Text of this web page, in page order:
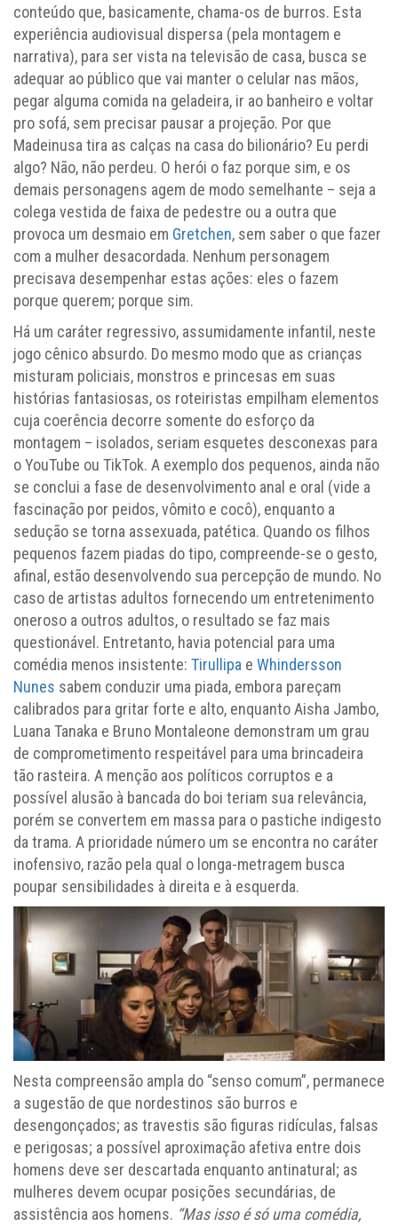
conteúdo que, basicamente, chama-os de burros. Esta
experiência audiovisual dispersa (pela montagem e
narrativa), para ser vista na televisão de casa, busca se
adequar ao público que vai manter o celular nas mãos,
pegar alguma comida na geladeira, ir ao banheiro e voltar
pro sofá, sem precisar pausar a projeção. Por que
Madeinusa tira as calças na casa do bilionário? Eu perdi
algo? Não, não perdeu. O herói o faz porque sim, e os
demais personagens agem de modo semelhante – seja a
colega vestida de faixa de pedestre ou a outra que
provoca um desmaio em Gretchen, sem saber o que fazer
com a mulher desacordada. Nenhum personagem
precisava desempenhar estas ações: eles o fazem
porque querem; porque sim.
Há um caráter regressivo, assumidamente infantil, neste
jogo cênico absurdo. Do mesmo modo que as crianças
misturam policiais, monstros e princesas em suas
histórias fantasiosas, os roteiristas empilham elementos
cuja coerência decorre somente do esforço da
montagem – isolados, seriam esquetes desconexas para
o YouTube ou TikTok. A exemplo dos pequenos, ainda não
se conclui a fase de desenvolvimento anal e oral (vide a
fascinação por peidos, vômito e cocô), enquanto a
sedução se torna assexuada, patética. Quando os filhos
pequenos fazem piadas do tipo, compreende-se o gesto,
afinal, estão desenvolvendo sua percepção de mundo. No
caso de artistas adultos fornecendo um entretenimento
oneroso a outros adultos, o resultado se faz mais
questionável. Entretanto, havia potencial para uma
comédia menos insistente: Tirullipa e Whindersson
Nunes sabem conduzir uma piada, embora pareçam
calibrados para gritar forte e alto, enquanto Aisha Jambo,
Luana Tanaka e Bruno Montaleone demonstram um grau
de comprometimento respeitável para uma brincadeira
tão rasteira. A menção aos políticos corruptos e a
possível alusão à bancada do boi teriam sua relevância,
porém se convertem em massa para o pastiche indigesto
da trama. A prioridade número um se encontra no caráter
inofensivo, razão pela qual o longa-metragem busca
poupar sensibilidades à direita e à esquerda.
Nesta compreensão ampla do “senso comum”, permanece
a sugestão de que nordestinos são burros e
desengonçados; as travestis são figuras ridículas, falsas
e perigosas; a possível aproximação afetiva entre dois
homens deve ser descartada enquanto antinatural; as
mulheres devem ocupar posições secundárias, de
assistência aos homens. “Mas isso é só uma comédia,